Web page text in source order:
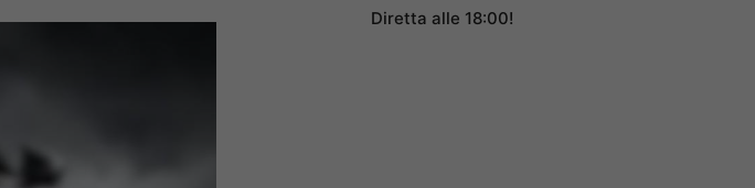
Diretta alle 18:00!